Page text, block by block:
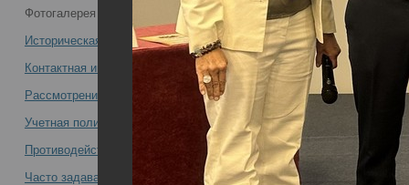
форума судебных экспертов-генетиков
с международным участием
«Молекулярно-генетическая
экспертиза – 2024» -
Фотогалерея
Историческая справка
Контактная информация
Рассмотрение обращений
Учетная политика учреждения
Противодействие коррупции
Часто задаваемые вопросы